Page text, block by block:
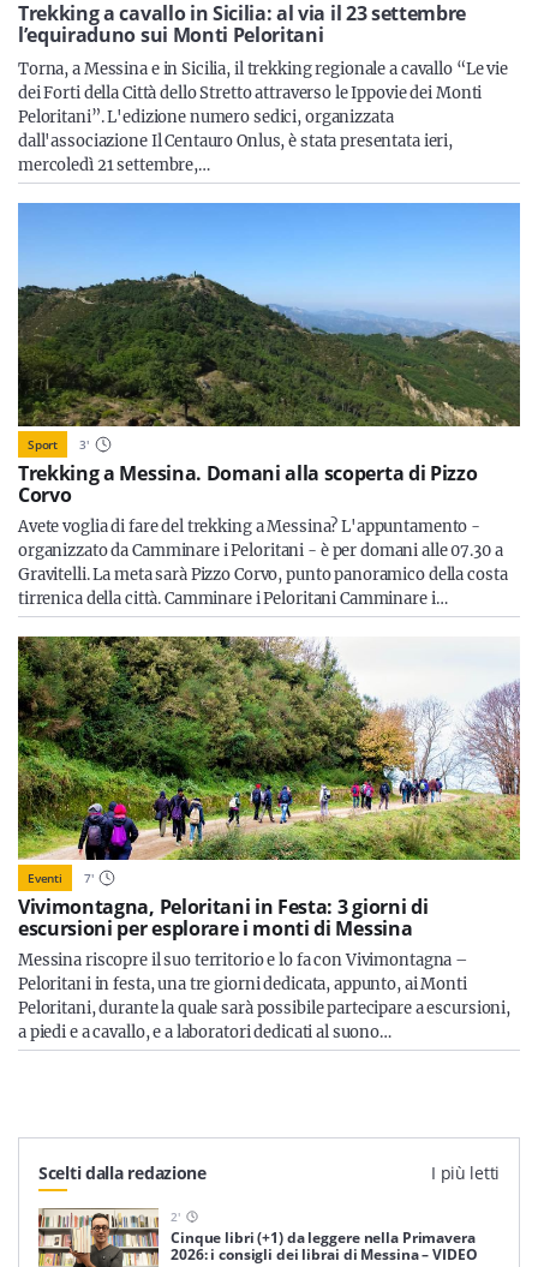
Servizi
nostra newsletter
Iscriviti
Trekking a cavallo in Sicilia: al via il 23 settembre
l’equiraduno sui Monti Peloritani
Torna, a Messina e in Sicilia, il trekking regionale a cavallo “Le vie
dei Forti della Città dello Stretto attraverso le Ippovie dei Monti
Peloritani”. L'edizione numero sedici, organizzata
dall'associazione Il Centauro Onlus, è stata presentata ieri,
mercoledì 21 settembre,…
Sport 3'
Trekking a Messina. Domani alla scoperta di Pizzo
Corvo
Avete voglia di fare del trekking a Messina? L'appuntamento -
organizzato da Camminare i Peloritani - è per domani alle 07.30 a
Gravitelli. La meta sarà Pizzo Corvo, punto panoramico della costa
tirrenica della città. Camminare i Peloritani Camminare i…
Eventi 7'
Vivimontagna, Peloritani in Festa: 3 giorni di
escursioni per esplorare i monti di Messina
Messina riscopre il suo territorio e lo fa con Vivimontagna –
Peloritani in festa, una tre giorni dedicata, appunto, ai Monti
Peloritani, durante la quale sarà possibile partecipare a escursioni,
a piedi e a cavallo, e a laboratori dedicati al suono…
Scelti dalla redazione I più letti
2'
Cinque libri (+1) da leggere nella Primavera
2026: i consigli dei librai di Messina – VIDEO